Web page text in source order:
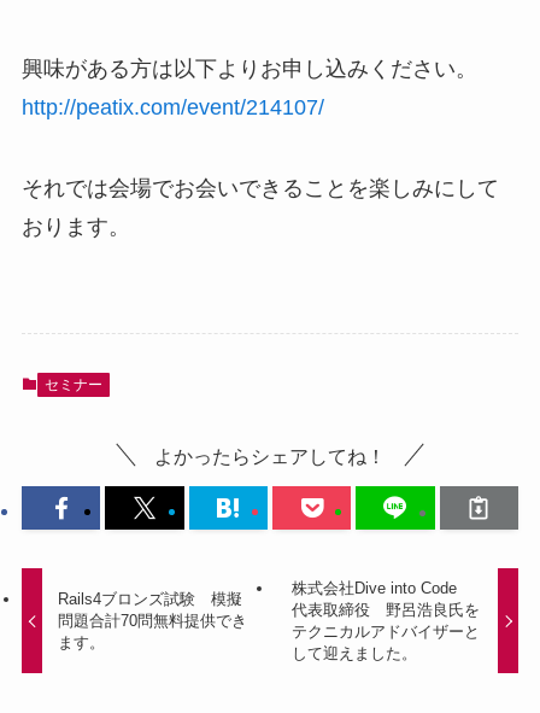
興味がある方は以下よりお申し込みください。
http://peatix.com/event/214107/
それでは会場でお会いできることを楽しみにして
おります。
セミナー
よかったらシェアしてね！
Rails4ブロンズ試験 模擬
問題合計70問無料提供でき
ます。
株式会社Dive into Code
代表取締役 野呂浩良氏を
テクニカルアドバイザーと
して迎えました。